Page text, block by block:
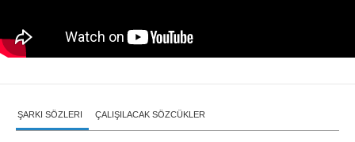
ŞARKI SÖZLERI ÇALIŞILACAK SÖZCÜKLER